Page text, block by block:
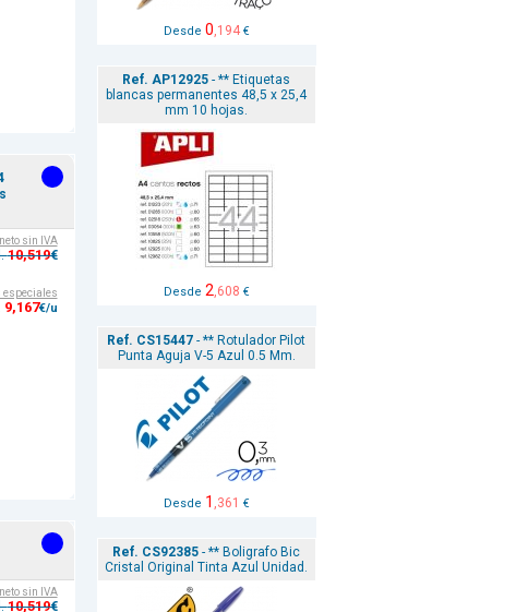
sin IVA
10,519€
especiales
9,167€/u
sin IVA
10,519€
Desde 0,194€
Ref. AP12925 - ** Etiquetas
blancas permanentes 48,5 x 25,4
mm 10 hojas.
Desde 2,608 €
Ref. CS15447 - ** Rotulador Pilot
Punta Aguja V-5 Azul 0.5 Mm.
Desde 1 ,361 €
Ref. CS92385 - ** Boligrafo Bic
Cristal Original Tinta Azul Unidad.